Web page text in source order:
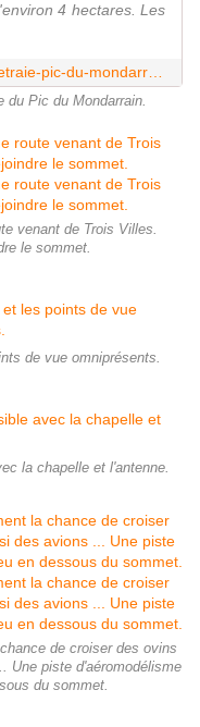
4 hectares. Les
du Pic du Mondarrain.
venant de Trois Villes.
le sommet.
de vue omniprésents.
la chapelle et l'antenne.
de croiser des ovins
Une piste d'aéromodélisme
du sommet.